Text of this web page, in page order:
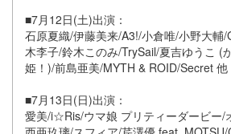
■7月12日(土)出演：
石原夏織/伊藤美来/A3!/小倉唯/小野大輔/
木李子/鈴木このみ/TrySail/夏吉ゆうこ (
姫！)/前島亜美/MYTH & ROID/Secret 他
■7月13日(日)出演：
愛美/i☆Ris/ウマ娘 プリティーダービー/